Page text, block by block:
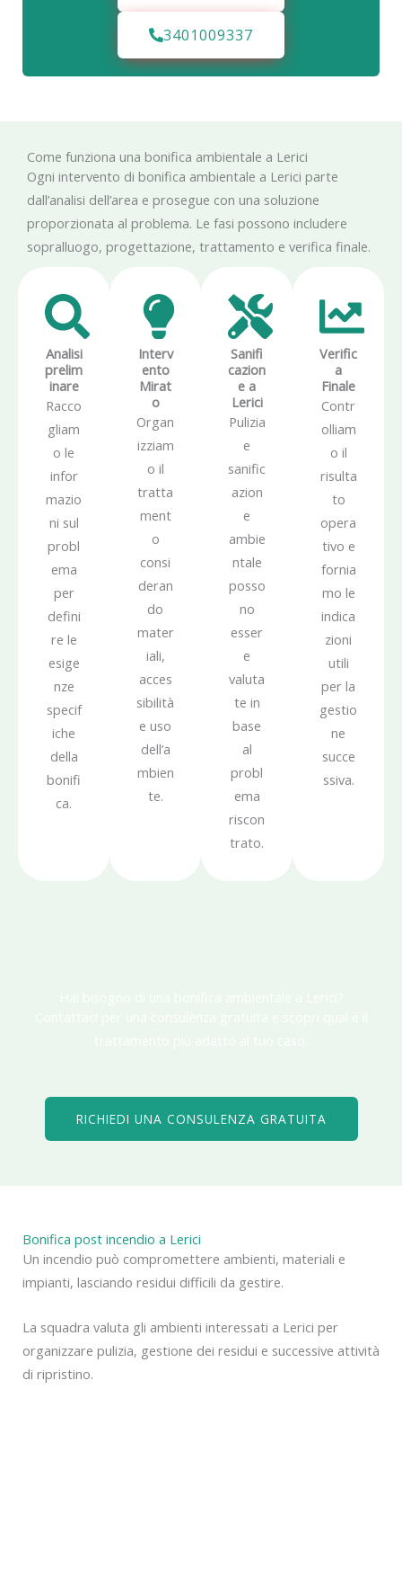
3401009337
Come funziona una bonifica ambientale a Lerici
Ogni intervento di bonifica ambientale a Lerici parte
dall’analisi dell’area e prosegue con una soluzione
proporzionata al problema. Le fasi possono includere
sopralluogo, progettazione, trattamento e verifica finale.
Analisi
prelim
inare
Racco
gliam
o le
infor
mazio
ni sul
probl
ema
per
defini
re le
esige
nze
specif
iche
della
bonifi
ca.
Interv
ento
Mirat
o
Organ
izziam
o il
tratta
ment
o
consi
deran
do
mater
iali,
acces
sibilità
e uso
dell’a
mbien
te.
Sanifi
cazion
e a
Lerici
Pulizia
e
sanific
azion
e
ambie
ntale
posso
no
esser
e
valuta
te in
base
al
probl
ema
riscon
trato.
Verific
a
Finale
Contr
olliam
o il
risulta
to
opera
tivo e
fornia
mo le
indica
zioni
utili
per la
gestio
ne
succe
ssiva.
RICHIEDI UNA CONSULENZA GRATUITA
Bonifica post incendio a Lerici
Un incendio può compromettere ambienti, materiali e
impianti, lasciando residui difficili da gestire.
La squadra valuta gli ambienti interessati a Lerici per
organizzare pulizia, gestione dei residui e successive attività
di ripristino.